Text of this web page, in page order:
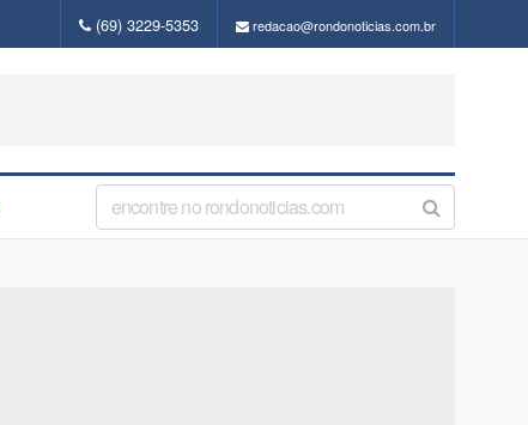
(69) 3229-5353 redacao@rondonoticias.com.br